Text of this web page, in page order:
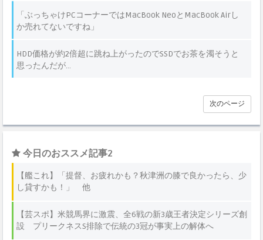
「ぶっちゃけPCコーナーではMacBook NeoとMacBook Airし
か売れてないですね」
HDD価格が約2倍超に跳ね上がったのでSSDでお茶を濁そうと
思ったんだが…
次のページ